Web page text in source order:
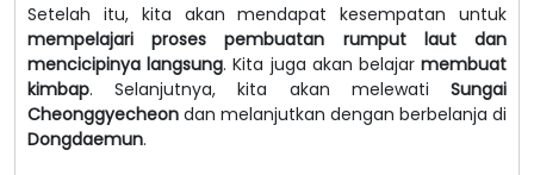
Setelah itu, kita akan mendapat kesempatan untuk
mempelajari proses pembuatan rumput laut dan
mencicipinya langsung. Kita juga akan belajarmembuat
kimbap. Selanjutnya, kita akan melewati Sungai
Cheonggyecheon dan melanjutkan dengan berbelanja di
Dongdaemun.